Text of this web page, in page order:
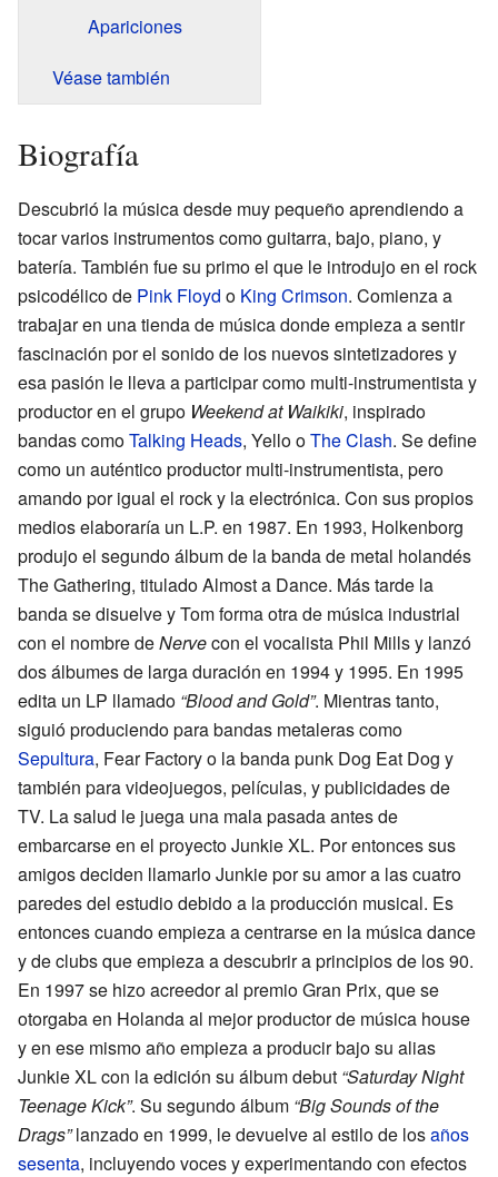
Apariciones
Véase también
Biografía
Descubrió la música desde muy pequeño aprendiendo a
tocar varios instrumentos como guitarra, bajo, piano, y
batería. También fue su primo el que le introdujo en el rock
psicodélico de Pink Floyd o King Crimson. Comienza a
trabajar en una tienda de música donde empieza a sentir
fascinación por el sonido de los nuevos sintetizadores y
esa pasión le lleva a participar como multi-instrumentista y
productor en el grupo Weekend at Waikiki, inspirado
bandas comoTalking Heads, Yello oThe Clash. Se define
como un auténtico productor multi-instrumentista, pero
amando por igual el rock y la electrónica. Con sus propios
medios elaboraría un L.P. en 1987. En 1993, Holkenborg
produjo el segundo álbum de la banda de metal holandés
The Gathering, titulado Almost a Dance. Más tarde la
banda se disuelve y Tom forma otra de música industrial
con el nombre deNervecon el vocalista Phil Mills y lanzó
dos álbumes de larga duración en 1994 y 1995. En 1995
edita un LP llamado “Blood and Gold”. Mientras tanto,
siguió produciendo para bandas metaleras como
Sepultura, Fear Factory o la banda punk Dog Eat Dog y
también para videojuegos, películas, y publicidades de
TV. La salud le juega una mala pasada antes de
embarcarse en el proyecto Junkie XL. Por entonces sus
amigos deciden llamarlo Junkie por su amor a las cuatro
paredes del estudio debido a la producción musical. Es
entonces cuando empieza a centrarse en la música dance
y de clubs que empieza a descubrir a principios de los 90.
En 1997 se hizo acreedor al premio Gran Prix, que se
otorgaba en Holanda al mejor productor de música house
y en ese mismo año empieza a producir bajo su alias
Junkie XL con la edición su álbum debut “Saturday Night
Teenage Kick”. Su segundo álbum “Big Sounds of the
Drags”lanzado en 1999, le devuelve al estilo de losaños
sesenta, incluyendo voces y experimentando con efectos